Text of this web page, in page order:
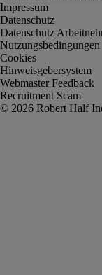
Impressum
Datenschutz
Datenschutz
Nutzungsbedingungen
Cookies
Hinweisgebersystem
Webmaster Feedback
Recruitment Scam